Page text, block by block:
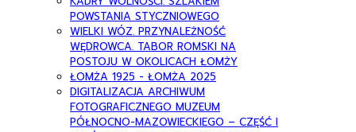
POWSTANIA STYCZNIOWEGO
WIELKI WÓZ. PRZYNALEŻNOŚĆ
WĘDROWCA. TABOR ROMSKI NA
POSTOJU W OKOLICACH ŁOMŻY
ŁOMŻA 1925 - ŁOMŻA 2025
DIGITALIZACJA ARCHIWUM
FOTOGRAFICZNEGO MUZEUM
PÓŁNOCNO-MAZOWIECKIEGO – CZĘŚĆ I